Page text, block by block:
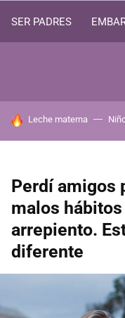
SER PADRES
HOY SE HABLA DE
Leche materna
Perdí amigos
malos
arrepiento.
diferente